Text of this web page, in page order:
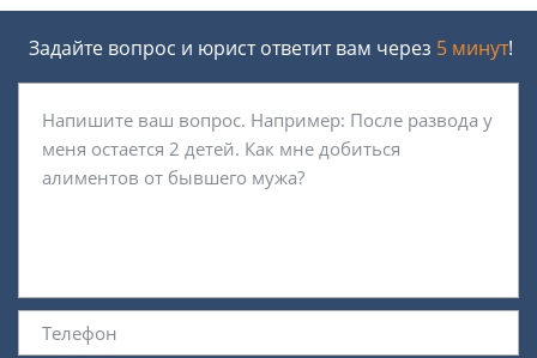
Задайте вопрос и юрист ответит вам через 5 минут!